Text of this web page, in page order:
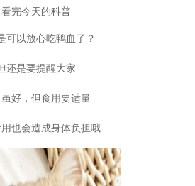
看完今天的科普
可以放心吃鸭血了？
还是要提醒大家
好，但食用要适量
也会造成身体负担哦